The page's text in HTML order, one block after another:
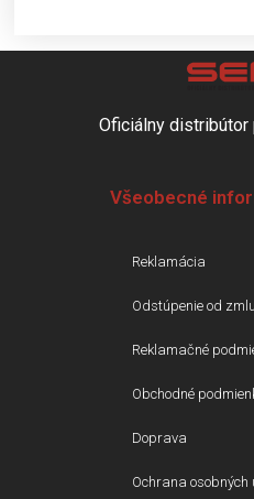
Oficiálny distribútor
Všeobecné
Reklamácia
Odstúpenie od
Reklamačné
Obchodné
Doprava
Ochrana osobných